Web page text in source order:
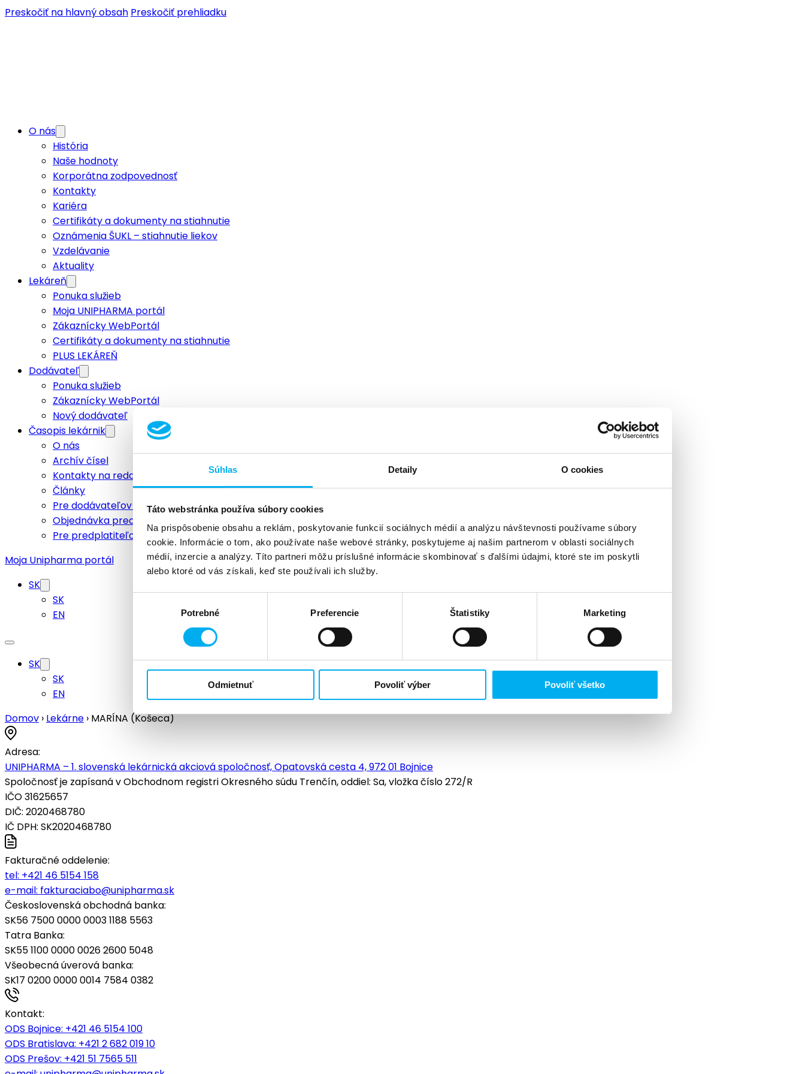
Súhlas Detaily O cookies
Táto webstránka používa súbory cookies
Na prispôsobenie obsahu a reklám, poskytovanie funkcií sociálnych médií a analýzu návštevnosti používame súbory
cookie. Informácie o tom, ako používate naše webové stránky, poskytujeme aj našim partnerom v oblasti sociálnych
médií, inzercie a analýzy. Títo partneri môžu príslušné informácie skombinovať s ďalšími údajmi, ktoré ste im poskytli
alebo ktoré od vás získali, keď ste používali ich služby.
Potrebné Preferencie Štatistiky Marketing
Odmietnuť Povoliť výber Povoliť všetko
Preskočiť na hlavný obsah Preskočiť prehliadku
O nás
História
Naše hodnoty
Korporátna zodpovednosť
Kontakty
Kariéra
Certifikáty a dokumenty na stiahnutie
Oznámenia ŠUKL – stiahnutie liekov
Vzdelávanie
Aktuality
Lekáreň
Ponuka služieb
Moja UNIPHARMA portál
Zákaznícky WebPortál
Certifikáty a dokumenty na stiahnutie
PLUS LEKÁREŇ
Dodávateľ
Ponuka služieb
Zákaznícky WebPortál
Nový dodávateľ
Časopis lekárnik
O nás
Archív čísel
Kontakty na redakciu
Články
Pre dodávateľov a inzerentov
Objednávka predplatného
Pre predplatiteľov
Moja Unipharma portál
SK
SK
EN
SK
SK
EN
Domov › Lekárne › MARÍNA (Košeca)
Adresa:
UNIPHARMA – 1. slovenská lekárnická akciová spoločnosť, Opatovská cesta 4, 972 01 Bojnice
Spoločnosť je zapísaná v Obchodnom registri Okresného súdu Trenčín, oddiel: Sa, vložka číslo 272/R
IČO 31625657
DIČ: 2020468780
IČ DPH: SK2020468780
Fakturačné oddelenie:
tel: +421 46 5154 158
e-mail: fakturaciabo@unipharma.sk
Československá obchodná banka:
SK56 7500 0000 0003 1188 5563
Tatra Banka:
SK55 1100 0000 0026 2600 5048
Všeobecná úverová banka:
SK17 0200 0000 0014 7584 0382
Kontakt:
ODS Bojnice: +421 46 5154 100
ODS Bratislava: +421 2 682 019 10
ODS Prešov: +421 51 7565 511